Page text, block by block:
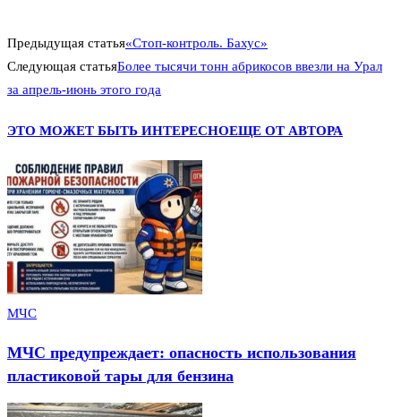
Предыдущая статья«Стоп-контроль. Бахус»
Следующая статьяБолее тысячи тонн абрикосов ввезли на Урал
за апрель-июнь этого года
ЭТО МОЖЕТ БЫТЬ ИНТЕРЕСНОЕЩЕ ОТ АВТОРА
МЧС
МЧС предупреждает: опасность использования
пластиковой тары для бензина